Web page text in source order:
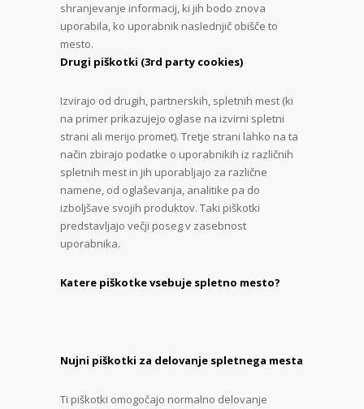
shranjevanje informacij, ki jih bodo znova
uporabila, ko uporabnik naslednjič obišče to
mesto.
Drugi piškotki (3rd party cookies)
Izvirajo od drugih, partnerskih, spletnih mest (ki
na primer prikazujejo oglase na izvirni spletni
strani ali merijo promet). Tretje strani lahko na ta
način zbirajo podatke o uporabnikih iz različnih
spletnih mest in jih uporabljajo za različne
namene, od oglaševanja, analitike pa do
izboljšave svojih produktov. Taki piškotki
predstavljajo večji poseg v zasebnost
uporabnika.
Katere piškotke vsebuje spletno mesto?
Nujni piškotki za delovanje spletnega mesta
Ti piškotki omogočajo normalno delovanje